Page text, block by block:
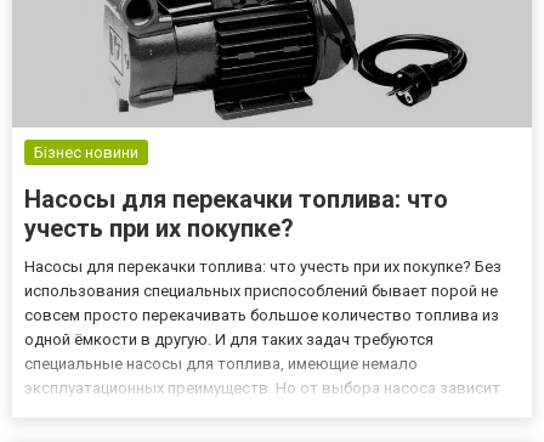
Бізнес новини
Насосы для перекачки топлива: что
учесть при их покупке?
Насосы для перекачки топлива: что учесть при их покупке? Без
использования специальных приспособлений бывает порой не
совсем просто перекачивать большое количество топлива из
одной ёмкости в другую. И для таких задач требуются
специальные насосы для топлива, имеющие немало
эксплуатационных преимуществ. Но от выбора насоса зависит